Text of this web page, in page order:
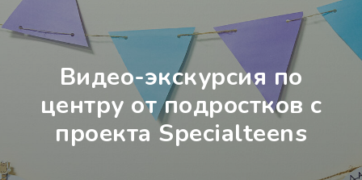
Видео-экскурсия по
центру от подростков с
проекта Specialteens